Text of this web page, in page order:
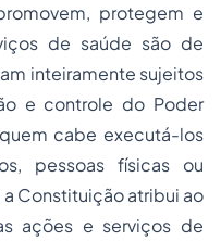
protegem e
de saúde são de
inteiramente sujeitos
e controle do Poder
cabe executá-los
pessoas físicas ou
Constituição atribui ao
ações e serviços de